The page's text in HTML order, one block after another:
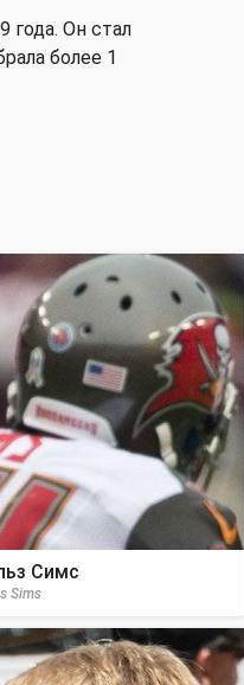
года. Он стал
более 1
Симс
Sims